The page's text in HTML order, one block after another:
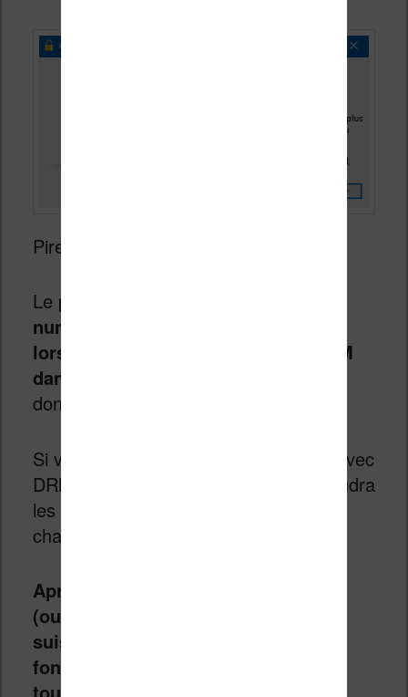
Pire, on ne peut pas visualiser l’ebook.
Le problème c’est que
numérique doit être supprimé
lorsqu’on ajoute un fichier avec DRM
dans Calibre
donc pas à tous les coups !
Si vous aviez déjà ajouté des fichiers avec
DRM avant l’installation du plugin, il faudra
les supprimer et ajouter à nouveau
chaque ebook.
Après avoir testé plusieurs fichiers
(oui j’ai du temps à perdre…), je me
suis rendu compte que le plugin ne
fonctionne tout simplement pas